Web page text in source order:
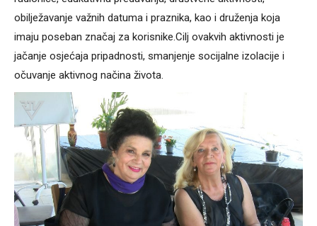
obilježavanje važnih datuma i praznika, kao i druženja koja
imaju poseban značaj za korisnike.Cilj ovakvih aktivnosti je
jačanje osjećaja pripadnosti, smanjenje socijalne izolacije i
očuvanje aktivnog načina života.